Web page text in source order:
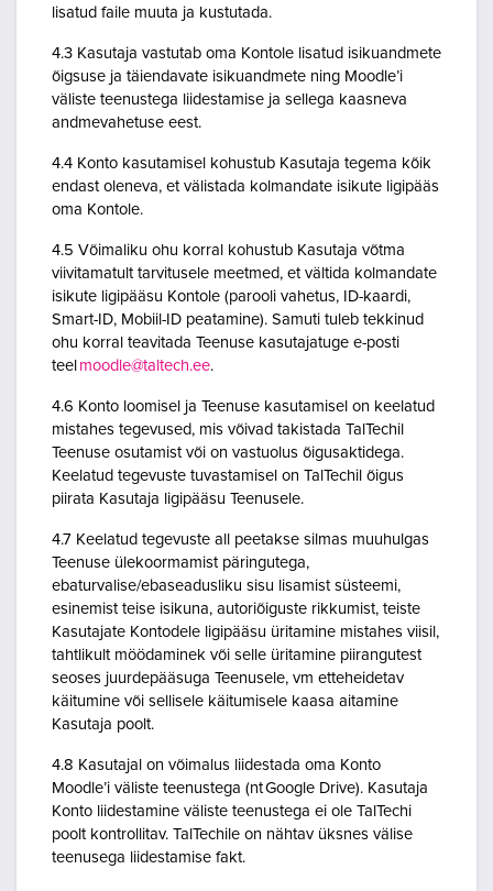
lisatud faile muuta ja kustutada.
4.3 Kasutaja vastutab oma Kontole lisatud isikuandmete
õigsuse ja täiendavate isikuandmete ning Moodle’i
väliste teenustega liidestamise ja sellega kaasneva
andmevahetuse eest.
4.4 Konto kasutamisel kohustub Kasutaja tegema kõik
endast oleneva, et välistada kolmandate isikute ligipääs
oma Kontole.
4.5 Võimaliku ohu korral kohustub Kasutaja võtma
viivitamatult tarvitusele meetmed, et vältida kolmandate
isikute ligipääsu Kontole (parooli vahetus, ID-kaardi,
Smart-ID, Mobiil-ID peatamine). Samuti tuleb tekkinud
ohu korral teavitada Teenuse kasutajatuge e-posti
teel moodle@taltech.ee.
4.6 Konto loomisel ja Teenuse kasutamisel on keelatud
mistahes tegevused, mis võivad takistada TalTechil
Teenuse osutamist või on vastuolus õigusaktidega.
Keelatud tegevuste tuvastamisel on TalTechil õigus
piirata Kasutaja ligipääsu Teenusele.
4.7 Keelatud tegevuste all peetakse silmas muuhulgas
Teenuse ülekoormamist päringutega,
ebaturvalise/ebaseadusliku sisu lisamist süsteemi,
esinemist teise isikuna, autoriõiguste rikkumist, teiste
Kasutajate Kontodele ligipääsu üritamine mistahes viisil,
tahtlikult möödaminek või selle üritamine piirangutest
seoses juurdepääsuga Teenusele, vm etteheidetav
käitumine või sellisele käitumisele kaasa aitamine
Kasutaja poolt.
4.8 Kasutajal on võimalus liidestada oma Konto
Moodle’i väliste teenustega (nt Google Drive). Kasutaja
Konto liidestamine väliste teenustega ei ole TalTechi
poolt kontrollitav. TalTechile on nähtav üksnes välise
teenusega liidestamise fakt.